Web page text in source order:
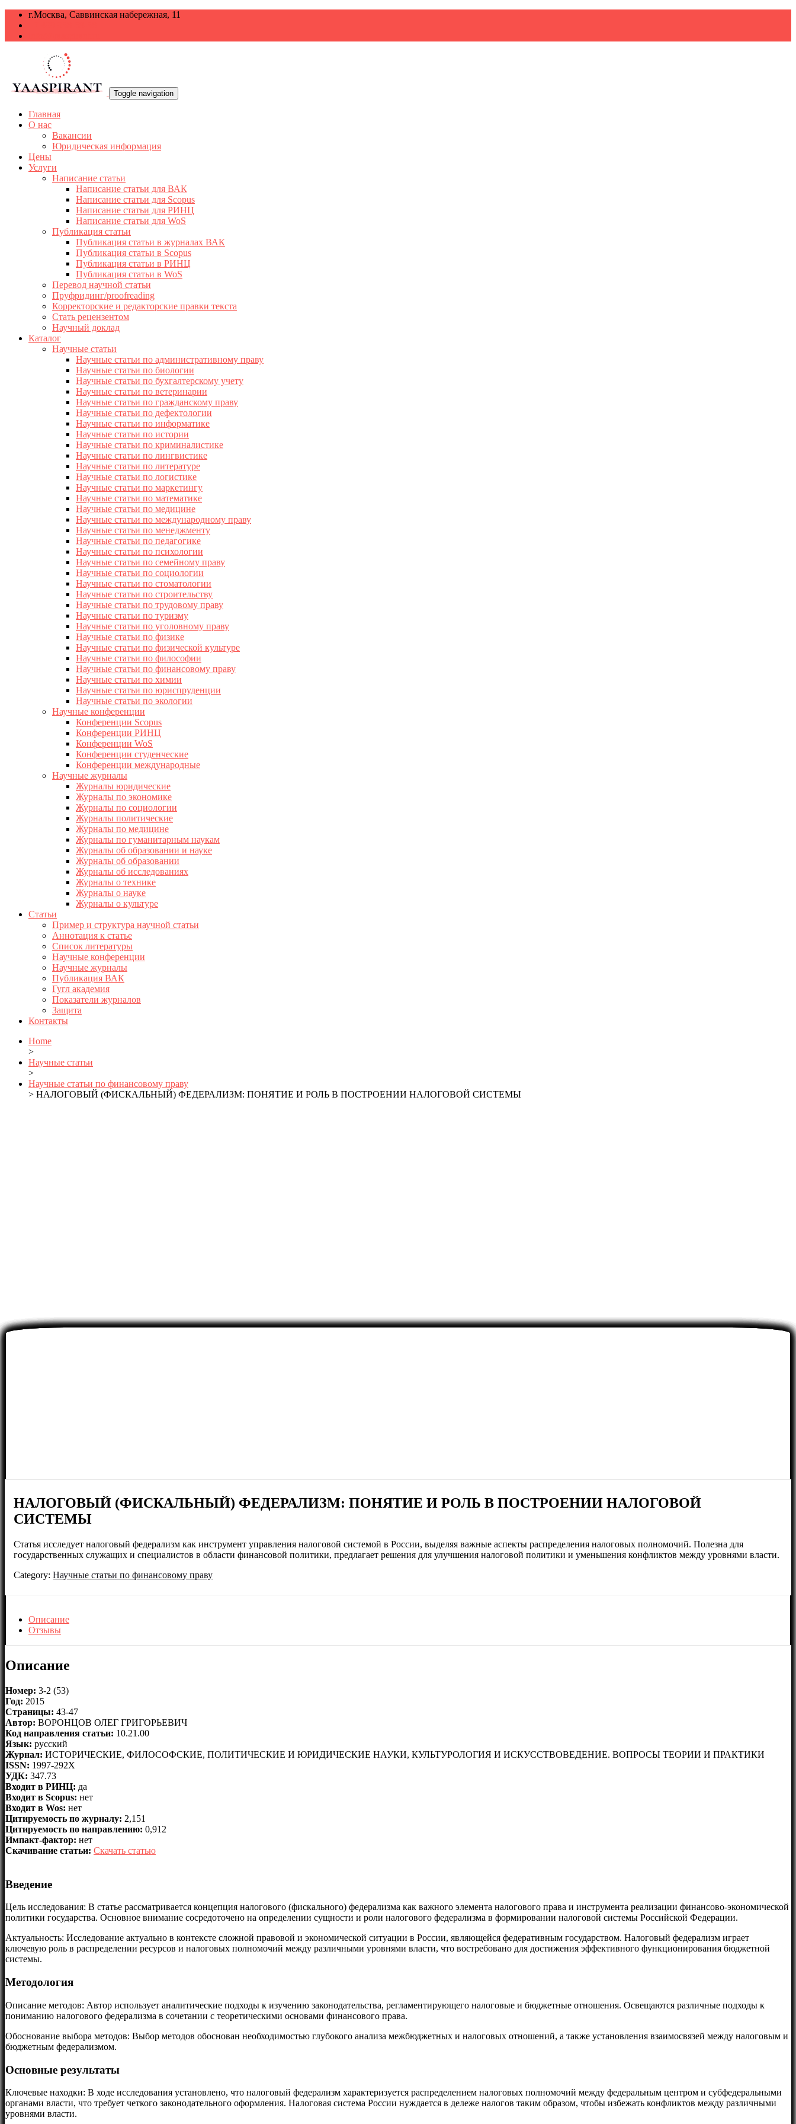
г.Москва, Саввинская набережная, 11
Toggle navigation
Главная
О нас
Вакансии
Юридическая информация
Цены
Услуги
Написание статьи
Написание статьи для ВАК
Написание статьи для Scopus
Написание статьи для РИНЦ
Написание статьи для WoS
Публикация статьи
Публикация статьи в журналах ВАК
Публикация статьи в Scopus
Публикация статьи в РИНЦ
Публикация статьи в WoS
Перевод научной статьи
Пруфридинг/proofreading
Корректорские и редакторские правки текста
Стать рецензентом
Научный доклад
Каталог
Научные статьи
Научные статьи по административному праву
Научные статьи по биологии
Научные статьи по бухгалтерскому учету
Научные статьи по ветеринарии
Научные статьи по гражданскому праву
Научные статьи по дефектологии
Научные статьи по информатике
Научные статьи по истории
Научные статьи по криминалистике
Научные статьи по лингвистике
Научные статьи по литературе
Научные статьи по логистике
Научные статьи по маркетингу
Научные статьи по математике
Научные статьи по медицине
Научные статьи по международному праву
Научные статьи по менеджменту
Научные статьи по педагогике
Научные статьи по психологии
Научные статьи по семейному праву
Научные статьи по социологии
Научные статьи по стоматологии
Научные статьи по строительству
Научные статьи по трудовому праву
Научные статьи по туризму
Научные статьи по уголовному праву
Научные статьи по физике
Научные статьи по физической культуре
Научные статьи по философии
Научные статьи по финансовому праву
Научные статьи по химии
Научные статьи по юриспруденции
Научные статьи по экологии
Научные конференции
Конференции Scopus
Конференции РИНЦ
Конференции WoS
Конференции студенческие
Конференции международные
Научные журналы
Журналы юридические
Журналы по экономике
Журналы по социологии
Журналы политические
Журналы по медицине
Журналы по гуманитарным наукам
Журналы об образовании и науке
Журналы об образовании
Журналы об исследованиях
Журналы о технике
Журналы о науке
Журналы о культуре
Статьи
Пример и структура научной статьи
Аннотация к статье
Список литературы
Научные конференции
Научные журналы
Публикация ВАК
Гугл академия
Показатели журналов
Защита
Контакты
Home
>
Научные статьи
>
Научные статьи по финансовому праву
> НАЛОГОВЫЙ (ФИСКАЛЬНЫЙ) ФЕДЕРАЛИЗМ: ПОНЯТИЕ И РОЛЬ В ПОСТРОЕНИИ НАЛОГОВОЙ СИСТЕМЫ
НАЛОГОВЫЙ (ФИСКАЛЬНЫЙ) ФЕДЕРАЛИЗМ: ПОНЯТИЕ И РОЛЬ В ПОСТРОЕНИИ НАЛОГОВОЙ
СИСТЕМЫ
Статья исследует налоговый федерализм как инструмент управления налоговой системой в России, выделяя важные аспекты распределения налоговых полномочий. Полезна для
государственных служащих и специалистов в области финансовой политики, предлагает решения для улучшения налоговой политики и уменьшения конфликтов между уровнями власти.
Category:Научные статьи по финансовому праву
Описание
Отзывы
Описание
Номер: 3-2 (53)
Год: 2015
Страницы: 43-47
Автор: ВОРОНЦОВ ОЛЕГ ГРИГОРЬЕВИЧ
Код направления статьи: 10.21.00
Язык: русский
Журнал: ИСТОРИЧЕСКИЕ, ФИЛОСОФСКИЕ, ПОЛИТИЧЕСКИЕ И ЮРИДИЧЕСКИЕ НАУКИ, КУЛЬТУРОЛОГИЯ И ИСКУССТВОВЕДЕНИЕ. ВОПРОСЫ ТЕОРИИ И ПРАКТИКИ
ISSN: 1997-292X
УДК: 347.73
Входит в РИНЦ: да
Входит в Scopus: нет
Входит в Wos: нет
Цитируемость по журналу: 2,151
Цитируемость по направлению: 0,912
Импакт-фактор: нет
Скачивание статьи: Скачать статью
Введение
Цель исследования: В статье рассматривается концепция налогового (фискального) федерализма как важного элемента налогового права и инструмента реализации финансово-экономической
политики государства. Основное внимание сосредоточено на определении сущности и роли налогового федерализма в формировании налоговой системы Российской Федерации.
Актуальность: Исследование актуально в контексте сложной правовой и экономической ситуации в России, являющейся федеративным государством. Налоговый федерализм играет
ключевую роль в распределении ресурсов и налоговых полномочий между различными уровнями власти, что востребовано для достижения эффективного функционирования бюджетной
системы.
Методология
Описание методов: Автор использует аналитические подходы к изучению законодательства, регламентирующего налоговые и бюджетные отношения. Освещаются различные подходы к
пониманию налогового федерализма в сочетании с теоретическими основами финансового права.
Обоснование выбора методов: Выбор методов обоснован необходимостью глубокого анализа межбюджетных и налоговых отношений, а также установления взаимосвязей между налоговым и
бюджетным федерализмом.
Основные результаты
Ключевые находки: В ходе исследования установлено, что налоговый федерализм характеризуется распределением налоговых полномочий между федеральным центром и субфедеральными
органами власти, что требует четкого законодательного оформления. Налоговая система России нуждается в дележе налогов таким образом, чтобы избежать конфликтов между различными
уровнями власти.